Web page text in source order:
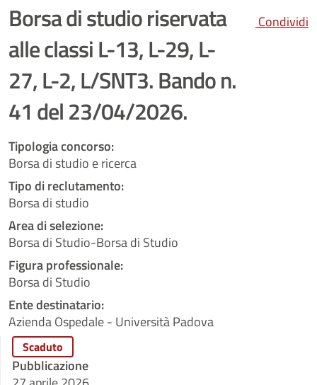
Borsa di studio riservata
alle classi L-13, L-29, L-
27, L-2, L/SNT3. Bando n.
41 del 23/04/2026.
Condividi
Tipologia concorso:
Borsa di studio e ricerca
Tipo di reclutamento:
Borsa di studio
Area di selezione:
Borsa di Studio-Borsa di Studio
Figura professionale:
Borsa di Studio
Ente destinatario:
Azienda Ospedale - Università Padova
Scaduto
Pubblicazione